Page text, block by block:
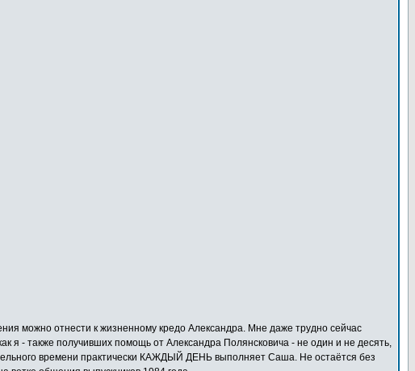
можно отнести к жизненному кредо Александра. Мне даже трудно сейчас
я - также получивших помощь от Александра Полянсковича - не один и не десять,
времени практически КАЖДЫЙ ДЕНЬ выполняет Саша. Не остаётся без